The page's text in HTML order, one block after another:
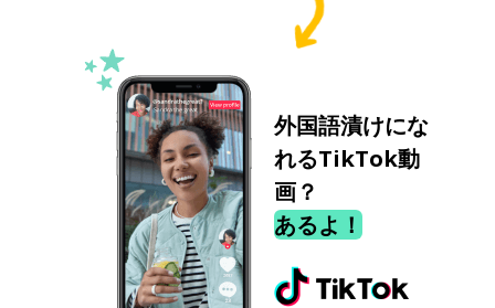
外国語漬けにな
れるTikTok動
画？
あるよ！